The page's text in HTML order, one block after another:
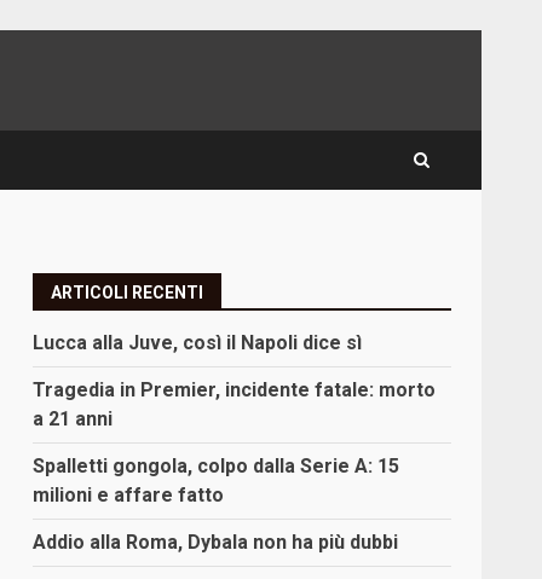
ARTICOLI RECENTI
Lucca alla Juve, così il Napoli dice sì
Tragedia in Premier, incidente fatale: morto
a 21 anni
Spalletti gongola, colpo dalla Serie A: 15
milioni e affare fatto
Addio alla Roma, Dybala non ha più dubbi